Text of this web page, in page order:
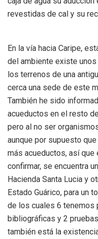
revestidas de cal y su
En la vía hacia Caripe,
del ambiente existe
los terrenos de una
cerca una sede de este
También he sido
acueductos en el resto
pero al no ser
aunque por supuesto
más acueductos, así
confirmar, se encuentra
Hacienda Santa Lucia y
Estado Guárico, para un
de los cuales 6 tenemos
bibliográficas y 2
también está la